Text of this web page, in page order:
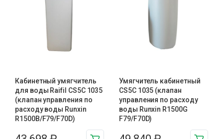
Кабинетный умягчитель
для воды Raifil СS5C 1035
(клапан управления по
расходу воды Runxin
R1500B/F79/F70D)
Умягчитель кабинетный
СS5C 1035 (клапан
управления по расходу
воды Runxin R1500G
F79/F70D)